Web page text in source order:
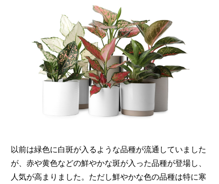
以前は緑色に白斑が入るような品種が流通していました
が、赤や黄色などの鮮やかな斑が入った品種が登場し、
人気が高まりました。ただし鮮やかな色の品種は特に寒